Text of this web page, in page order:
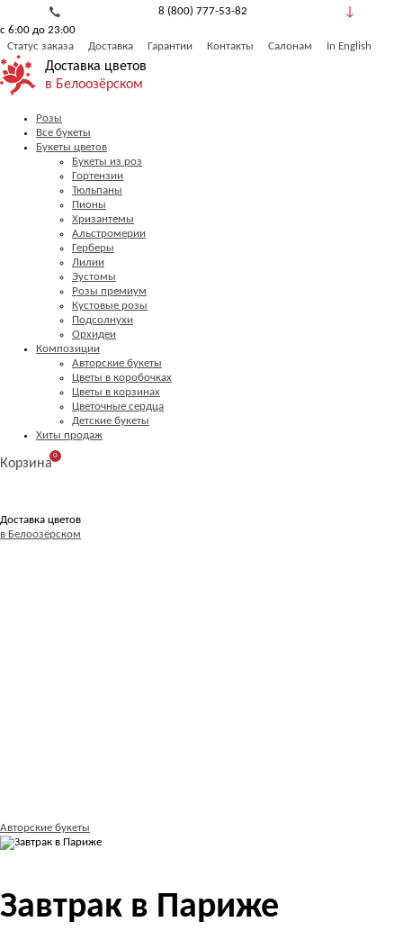
8 (800) 777-53-82
с 6:00 до 23:00
Статус заказа
Доставка Гарантии Контакты Салонам In English
Доставка цветов
в Белоозёрском
Розы
Все букеты
Букеты цветов
Букеты из роз
Гортензии
Тюльпаны
Пионы
Хризантемы
Альстромерии
Герберы
Лилии
Эустомы
Розы премиум
Кустовые розы
Подсолнухи
Орхидеи
Композиции
Авторские букеты
Цветы в коробочках
Цветы в корзинах
Цветочные сердца
Детские букеты
Хиты продаж
Корзина
0
Доставка цветов
в Белоозёрском
Авторские букеты
Завтрак в Париже